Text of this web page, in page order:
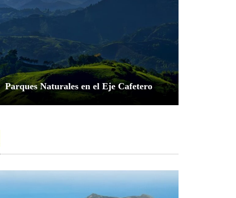
Parques Naturales en el Eje Cafetero